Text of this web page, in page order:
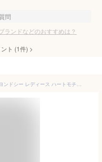
問
ランドなどのおすすめは？
ト (1件) >
【リボン済＆紙袋】4°c ピアス カナルヨンドシー レディース ハートモチーフピアス 12月誕生石 誕生日 canal4℃ 4ドシー ダイヤモンド タンザナイト K10ピンクゴールド 喜ばれるギフト